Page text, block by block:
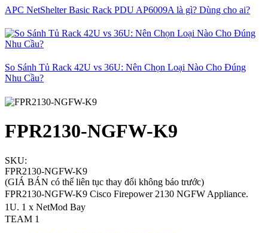
APC NetShelter Basic Rack PDU AP6009A là gì? Dùng cho ai?
So Sánh Tủ Rack 42U vs 36U: Nên Chọn Loại Nào Cho Đúng
Nhu Cầu?
FPR2130-NGFW-K9
SKU:
FPR2130-NGFW-K9
(GIÁ BÁN có thể liên tục thay đổi không báo trước)
FPR2130-NGFW-K9 Cisco Firepower 2130 NGFW Appliance.
1U. 1 x NetMod Bay
TEAM 1